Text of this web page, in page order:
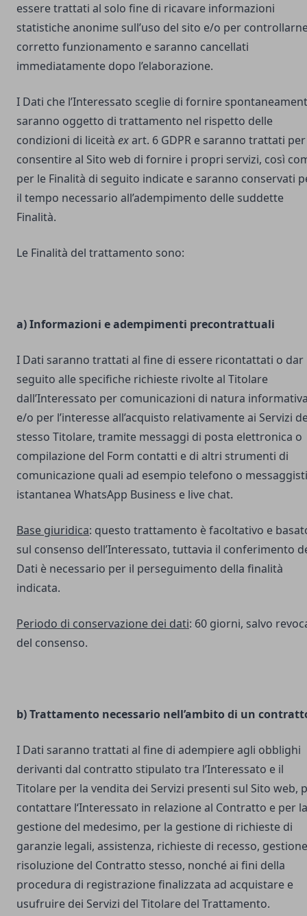
essere trattati al solo fine di ricavare informazioni
statistiche anonime sull’uso del sito e/o per
corretto funzionamento e saranno cancellati
immediatamente dopo l’elaborazione.
I Dati che l’Interessato sceglie di fornire
saranno oggetto di trattamento nel rispetto delle
condizioni di liceità exart. 6 GDPR e saranno trattati per
consentire al Sito web di fornire i propri servizi, così
per le Finalità di seguito indicate e saranno conservati
il tempo necessario all’adempimento delle suddette
Finalità.
Le Finalità del trattamento sono:
a) Informazioni e adempimenti precontrattuali
I Dati saranno trattati al fine di essere ricontattati o dar
seguito alle specifiche richieste rivolte al Titolare
dall’Interessato per comunicazioni di natura
e/o per l’interesse all’acquisto relativamente ai Servizi
stesso Titolare, tramite messaggi di posta elettronica o
compilazione del Form contatti e di altri strumenti di
comunicazione quali ad esempio telefono o
istantanea WhatsApp Business e live chat.
Base giuridica: questo trattamento è facoltativo e
sul consenso dell’Interessato, tuttavia il conferimento
Dati è necessario per il perseguimento della finalità
indicata.
Periodo di conservazione dei dati: 60 giorni, salvo
del consenso.
b) Trattamento necessario nell’ambito di un
I Dati saranno trattati al fine di adempiere agli obblighi
derivanti dal contratto stipulato tra l’Interessato e il
Titolare per la vendita dei Servizi presenti sul Sito web,
contattare l‘Interessato in relazione al Contratto e per la
gestione del medesimo, per la gestione di richieste di
garanzie legali, assistenza, richieste di recesso,
risoluzione del Contratto stesso, nonché ai fini della
procedura di registrazione finalizzata ad acquistare e
usufruire dei Servizi del Titolare del Trattamento.